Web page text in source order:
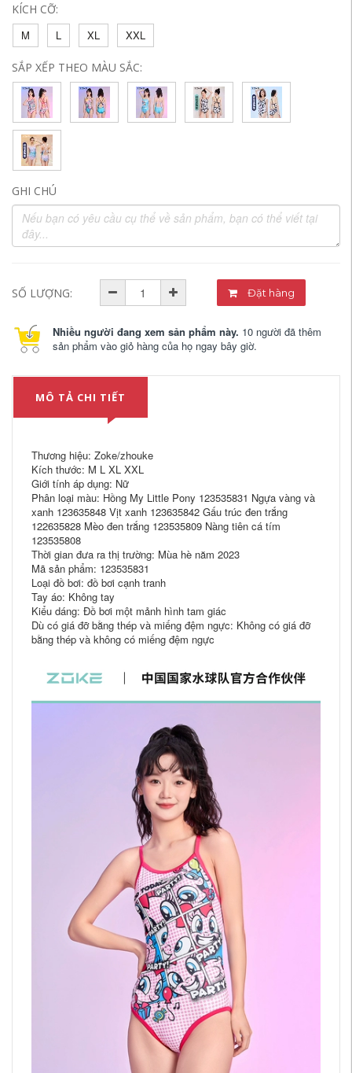
KÍCH CỠ:
M
L XL XXL
SẮP XẾP THEO MÀU SẮC:
GHI CHÚ
SỐ LƯỢNG: Đặt hàng
Nhiều người đang xem sản phẩm này. 10 người đã thêm
sản phẩm vào giỏ hàng của họ ngay bây giờ.
MÔ TẢ CHI TIẾT
Thương hiệu: Zoke/zhouke
Kích thước: M L XL XXL
Giới tính áp dụng: Nữ
Phân loại màu: Hồng My Little Pony 123535831 Ngựa vàng và
xanh 123635848 Vịt xanh 123635842 Gấu trúc đen trắng
122635828 Mèo đen trắng 123535809 Nàng tiên cá tím
123535808
Thời gian đưa ra thị trường: Mùa hè năm 2023
Mã sản phẩm: 123535831
Loại đồ bơi: đồ bơi cạnh tranh
Tay áo: Không tay
Kiểu dáng: Đồ bơi một mảnh hình tam giác
Dù có giá đỡ bằng thép và miếng đệm ngực: Không có giá đỡ
bằng thép và không có miếng đệm ngực